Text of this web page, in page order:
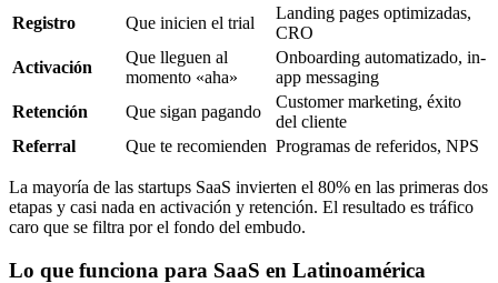
Registro
Que inicien el trial
Landing pages optimizadas,
CRO
Activación
Que lleguen al
momento «aha»
Onboarding automatizado, in-
app messaging
Retención
Que sigan pagando
Customer marketing, éxito
del cliente
Referral
Que te recomienden Programas de referidos, NPS
La mayoría de las startups SaaS invierten el 80% en las primeras dos
etapas y casi nada en activación y retención. El resultado es tráfico
caro que se filtra por el fondo del embudo.
Lo que funciona para SaaS en Latinoamérica